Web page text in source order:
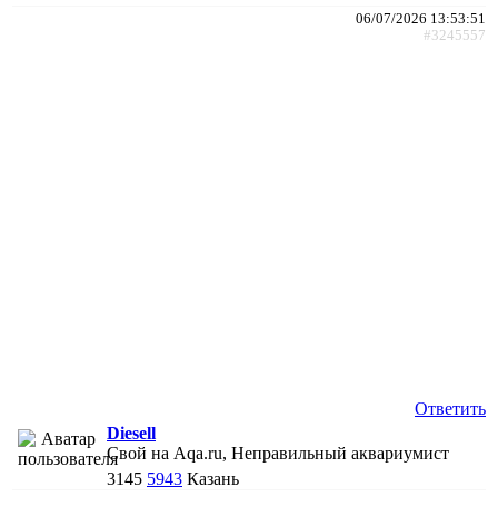
06/07/2026 13:53:51
#3245557
Ответить
Diesell
Свой на Aqa.ru, Неправильный аквариумист
3145 5943 Казань